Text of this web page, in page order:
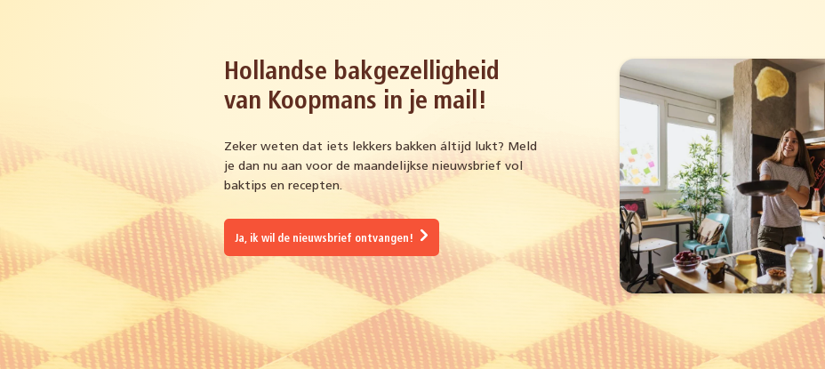
Hollandse bakgezelligheid
van Koopmans in je mail!
Zeker weten dat iets lekkers bakken áltijd lukt? Meld
je dan nu aan voor de maandelijkse nieuwsbrief vol
baktips en recepten.
Ja, ik wil de nieuwsbrief ontvangen!